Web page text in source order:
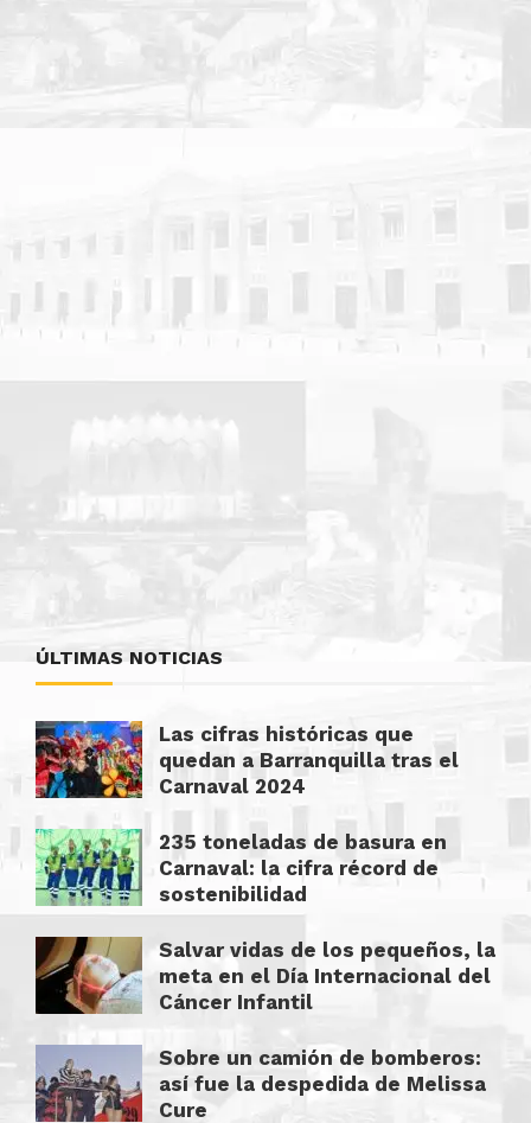
ÚLTIMAS NOTICIAS
Las cifras históricas que
quedan a Barranquilla tras el
Carnaval 2024
235 toneladas de basura en
Carnaval: la cifra récord de
sostenibilidad
Salvar vidas de los pequeños, la
meta en el Día Internacional del
Cáncer Infantil
Sobre un camión de bomberos:
así fue la despedida de Melissa
Cure